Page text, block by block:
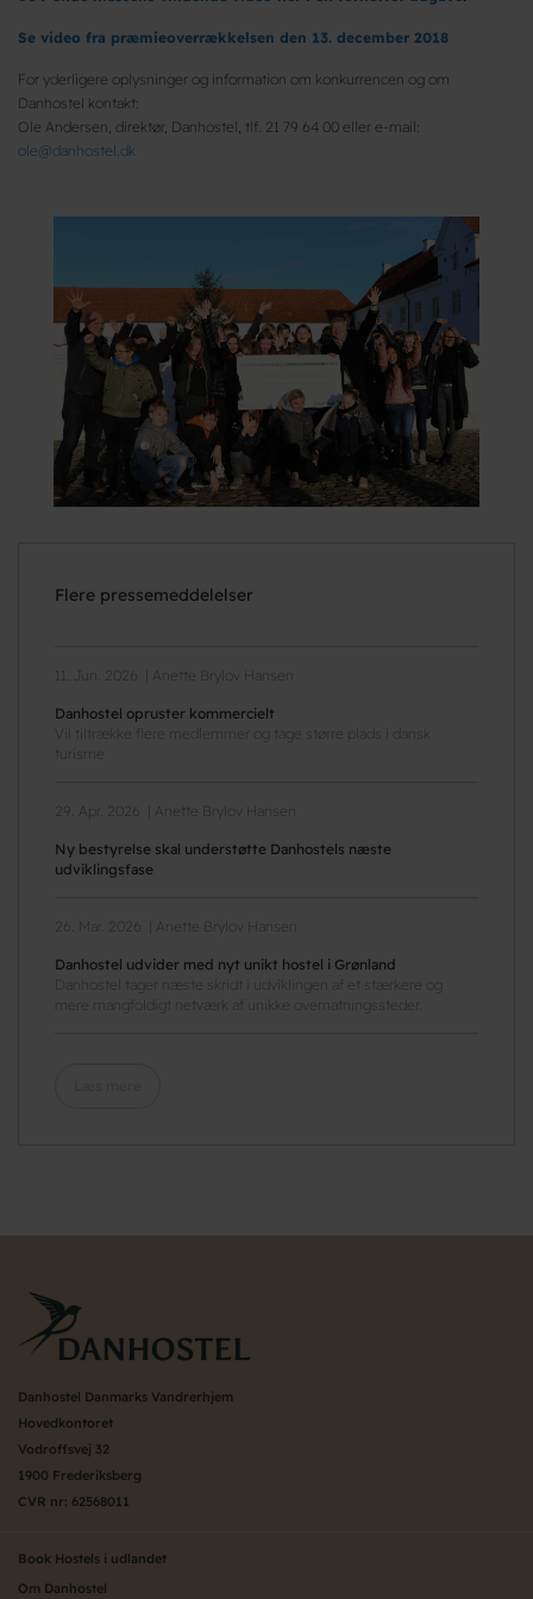
Se video fra præmieoverrækkelsen den 13. december 2018
For yderligere oplysninger og information om konkurrencen og om
Danhostel kontakt:
Ole Andersen, direktør, Danhostel, tlf. 21 79 64 00 eller e-mail:
ole@danhostel.dk
Flere pressemeddelelser
11. Jun. 2026 Anette Brylov Hansen
Danhostel opruster kommercielt
Vil tiltrække flere medlemmer og tage større plads i dansk
turisme
29. Apr. 2026 Anette Brylov Hansen
Ny bestyrelse skal understøtte Danhostels næste
udviklingsfase
26. Mar. 2026 Anette Brylov Hansen
Danhostel udvider med nyt unikt hostel i Grønland
Danhostel tager næste skridt i udviklingen af et stærkere og
mere mangfoldigt netværk af unikke overnatningssteder.
Danhostel Danmarks Vandrerhjem
Hovedkontoret
Vodroffsvej 32
1900 Frederiksberg
CVR nr: 62568011
Book Hostels i udlandet
Om Danhostel